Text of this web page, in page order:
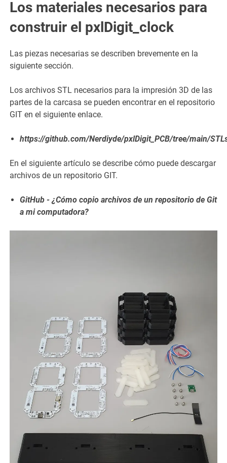
Los materiales necesarios para
construir el pxlDigit_clock
Las piezas necesarias se describen brevemente en la
siguiente sección.
Los archivos STL necesarios para la impresión 3D de las
partes de la carcasa se pueden encontrar en el repositorio
GIT en el siguiente enlace.
https://github.com/Nerdiyde/pxlDigit_PCB/tree/main/
En el siguiente artículo se describe cómo puede descargar
archivos de un repositorio GIT.
GitHub - ¿Cómo copio archivos de un repositorio de Git
a mi computadora?